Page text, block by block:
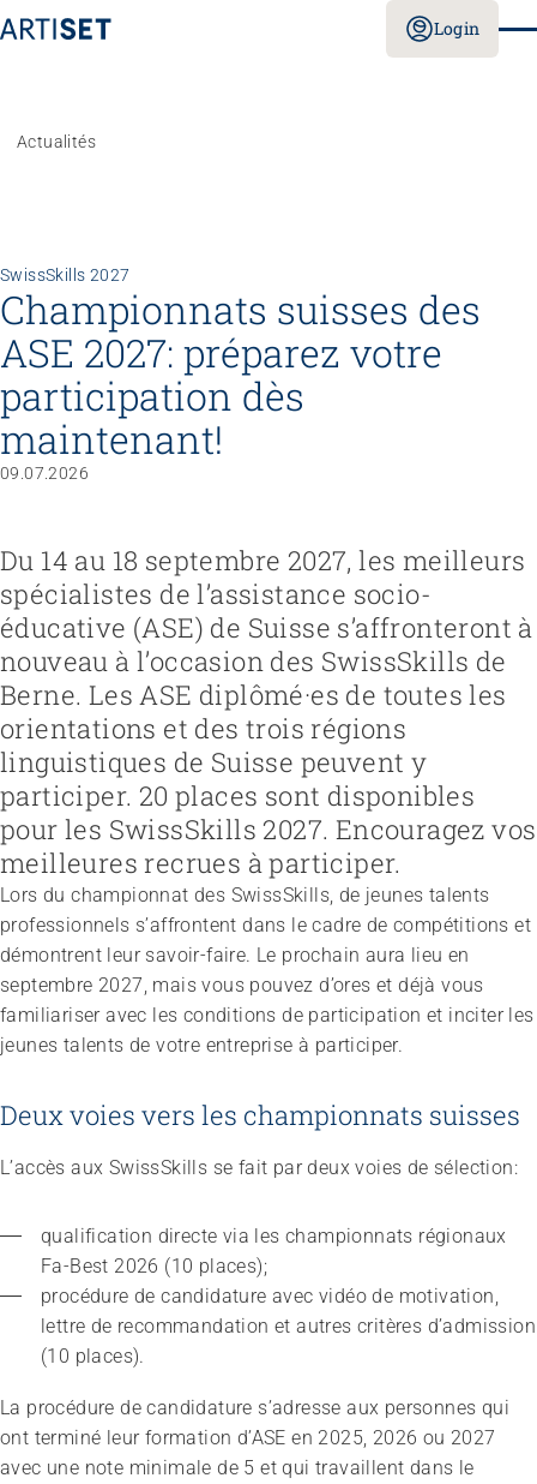
Login
Recruter et diriger du personnel
Organiser le travail et construire la culture d’entreprise
Gérer l'entreprise et appliquer la loi
Garantir la sécurité
Régler le financement
Développer des offres
Promouvoir des offres
Promouvoir la durabilité
Organiser des achats
Favoriser l'intégration professionnelle
Travailler avec les proches
Accompagner la fin de vie
Organiser les transitions
Renforcer l’autodétermination
Aborder les questions de santé
Protéger l'intégrité
Accompagner en cas de démence
Promouvoir la santé mentale
Fédération
Équipe
Travailler chez ARTISET
Affiliation
Vision, mission, valeurs
Politiques publiques & Prises de position
Travail en réseaux
Projets
Actualités
SwissSkills 2027
Championnats suisses des
ASE 2027: préparez votre
participation dès
maintenant!
09.07.2026
Du 14 au 18 septembre 2027, les meilleurs
spécialistes de l’assistance socio-
éducative (ASE) de Suisse s’affronteront à
nouveau à l’occasion des SwissSkills de
Berne. Les ASE diplômé·es de toutes les
orientations et des trois régions
linguistiques de Suisse peuvent y
participer. 20 places sont disponibles
pour les SwissSkills 2027. Encouragez vos
meilleures recrues à participer.
Lors du championnat des SwissSkills, de jeunes talents
professionnels s’affrontent dans le cadre de compétitions et
démontrent leur savoir-faire. Le prochain aura lieu en
septembre 2027, mais vous pouvez d’ores et déjà vous
familiariser avec les conditions de participation et inciter les
jeunes talents de votre entreprise à participer.
Deux voies vers les championnats suisses
L’accès aux SwissSkills se fait par deux voies de sélection:
qualification directe via les championnats régionaux
Fa-Best 2026 (10 places);
procédure de candidature avec vidéo de motivation,
lettre de recommandation et autres critères d’admission
(10 places).
La procédure de candidature s’adresse aux personnes qui
ont terminé leur formation d’ASE en 2025, 2026 ou 2027
avec une note minimale de 5 et qui travaillent dans le